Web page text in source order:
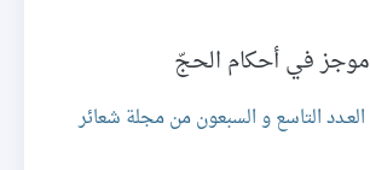
موجز في أحكام الحجّ
العـدد التاسع و السبعون من مجلة شعائر